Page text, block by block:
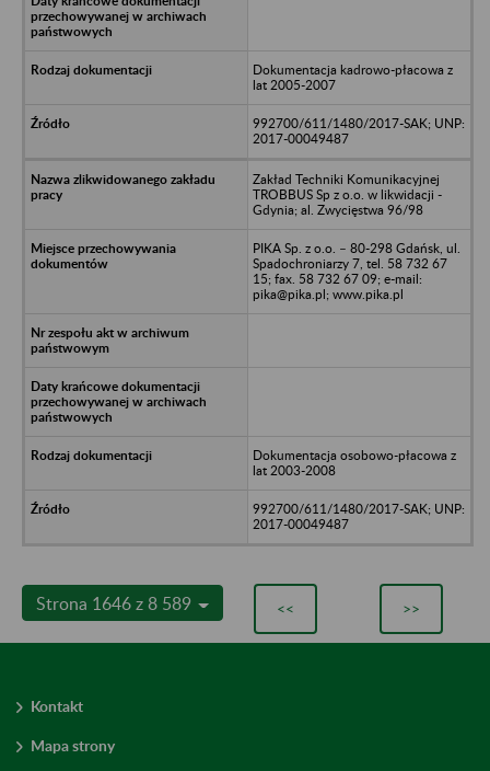
Dokumentacja kadrowo-płacowa z
lat 2005-2007
992700/611/1480/2017-SAK; UNP:
2017-00049487
Zakład Techniki Komunikacyjnej
TROBBUS Sp z o.o. w likwidacji -
Gdynia; al. Zwycięstwa 96/98
PIKA Sp. z o.o. – 80-298 Gdańsk, ul.
Spadochroniarzy 7, tel. 58 732 67
15; fax. 58 732 67 09; e-mail:
pika@pika.pl; www.pika.pl
Dokumentacja osobowo-płacowa z
lat 2003-2008
992700/611/1480/2017-SAK; UNP:
2017-00049487
Strona 1646 z 8 589 << >>
Kontakt
Mapa strony